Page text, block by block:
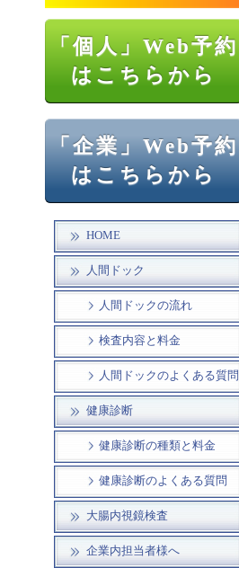
「個人」Web予約
はこちらから
「企業」Web予約
はこちらから
HOME
人間ドック
人間ドックの流れ
検査内容と料金
人間ドックのよくある質問
健康診断
健康診断の種類と料金
健康診断のよくある質問
大腸内視鏡検査
企業内担当者様へ